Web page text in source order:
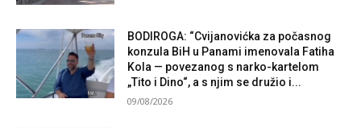
BODIROGA: “Cvijanovićka za počasnog
konzula BiH u Panami imenovala Fatiha
Kola — povezanog s narko-kartelom
„Tito i Dino“, a s njim se družio i...
09/08/2026